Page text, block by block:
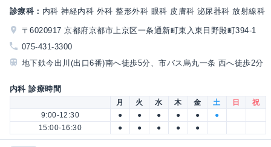
診療科： 内科 神経内科 外科 整形外科 眼科 皮膚科 泌尿器科 放射線科
〒6020917 京都府京都市上京区一条通新町東入東日野殿町394-1
075-431-3300
地下鉄今出川(出口6番)南へ徒歩5分、市バス烏丸一条 西へ徒歩2分
内科 診療時間
月 火 水 木 金 土 日
祝
9:00-12:30
● ● ● ● ●
●
15:00-16:30
● ● ● ● ●